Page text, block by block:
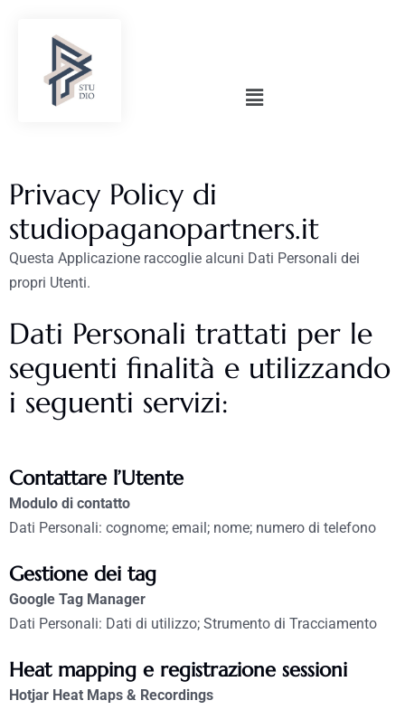
Privacy Policy di
studiopaganopartners.it
Questa Applicazione raccoglie alcuni Dati Personali dei
propri Utenti.
Dati Personali trattati per le
seguenti finalità e utilizzando
i seguenti servizi:
Contattare l’Utente
Modulo di contatto
Dati Personali: cognome; email; nome; numero di telefono
Gestione dei tag
Google Tag Manager
Dati Personali: Dati di utilizzo; Strumento di Tracciamento
Heat mapping e registrazione sessioni
Hotjar Heat Maps & Recordings